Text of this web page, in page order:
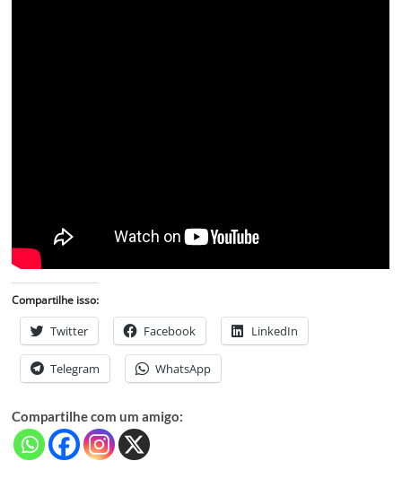
Compartilhe isso:
Twitter Facebook LinkedIn
Telegram WhatsApp
Compartilhe com um amigo: